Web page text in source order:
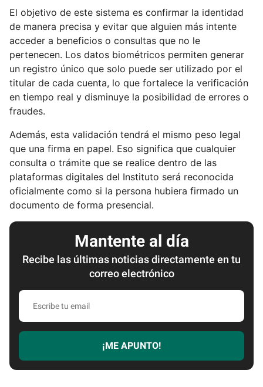
El objetivo de este sistema es confirmar la identidad
de manera precisa y evitar que alguien más intente
acceder a beneficios o consultas que no le
pertenecen. Los datos biométricos permiten generar
un registro único que solo puede ser utilizado por el
titular de cada cuenta, lo que fortalece la verificación
en tiempo real y disminuye la posibilidad de errores o
fraudes.
Además, esta validación tendrá el mismo peso legal
que una firma en papel. Eso significa que cualquier
consulta o trámite que se realice dentro de las
plataformas digitales del Instituto será reconocida
oficialmente como si la persona hubiera firmado un
documento de forma presencial.
Mantente al día
Recibe las últimas noticias directamente en tu
correo electrónico
E
c
r
¡ME APUNTO!